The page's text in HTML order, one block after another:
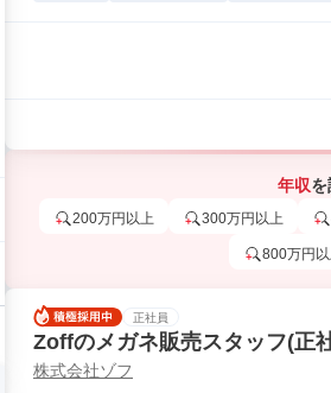
年収
200万円以上 300万円以上
800万円
正社員
Zoffのメガネ販売スタッフ(正
株式会社ゾフ